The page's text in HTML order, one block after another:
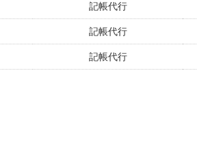
記帳代行
記帳代行
記帳代行